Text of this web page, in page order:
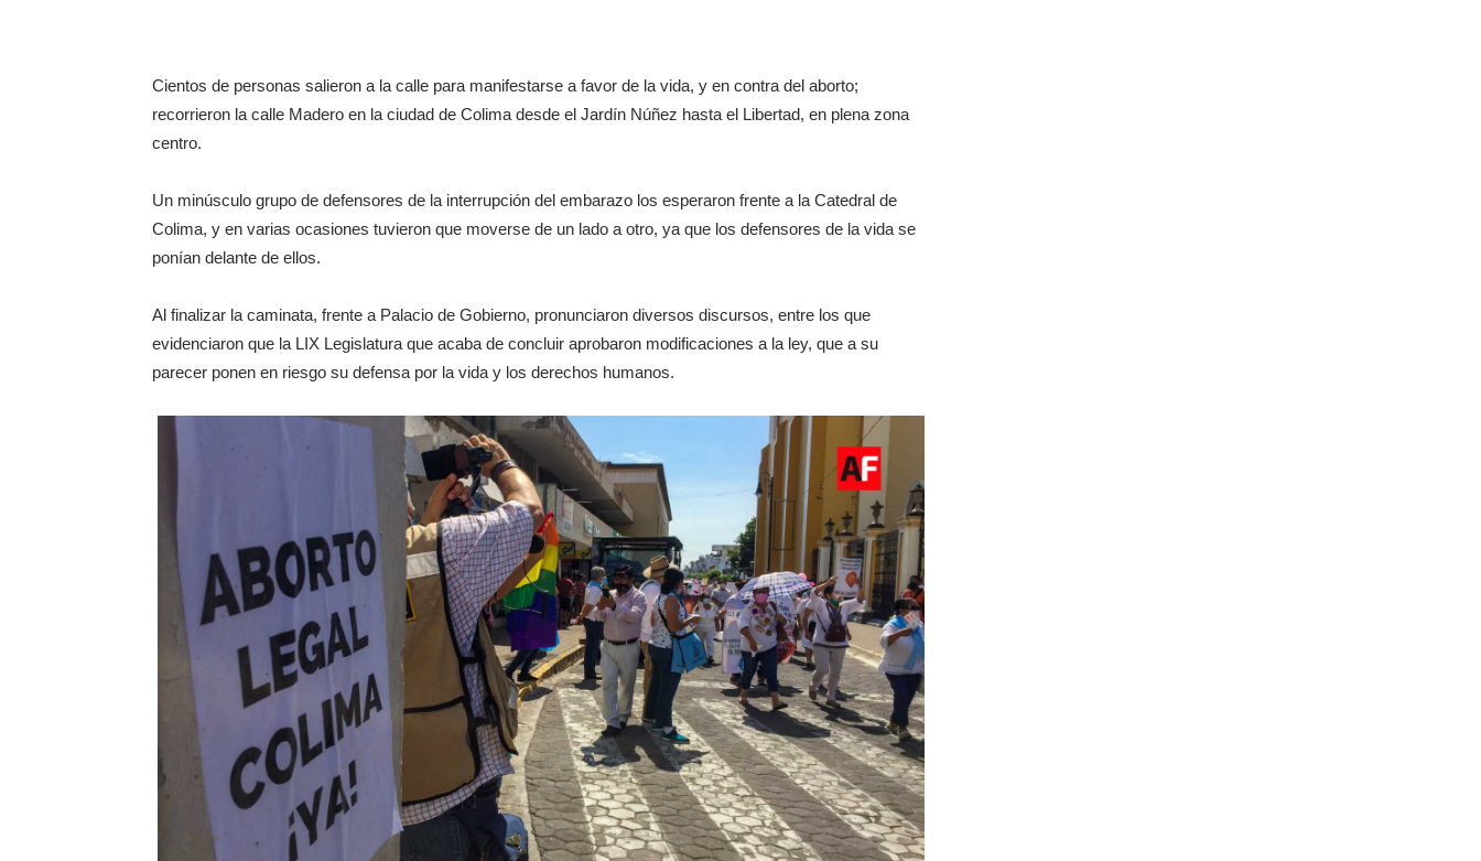
Cientos de personas salieron a la calle para manifestarse a favor de la vida, y en contra del aborto;
recorrieron la calle Madero en la ciudad de Colima desde el Jardín Núñez hasta el Libertad, en plena zona
centro.
Un minúsculo grupo de defensores de la interrupción del embarazo los esperaron frente a la Catedral de
Colima, y en varias ocasiones tuvieron que moverse de un lado a otro, ya que los defensores de la vida se
ponían delante de ellos.
Al finalizar la caminata, frente a Palacio de Gobierno, pronunciaron diversos discursos, entre los que
evidenciaron que la LIX Legislatura que acaba de concluir aprobaron modificaciones a la ley, que a su
parecer ponen en riesgo su defensa por la vida y los derechos humanos.